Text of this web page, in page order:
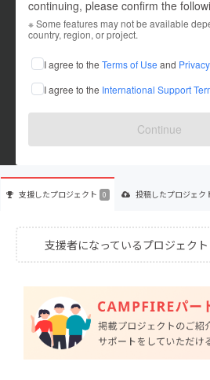
continuing, please confirm the
※ Some features may not be available
country, region, or project.
I agree to the Terms of Use and
I agree to the International Support
Continue
NPO法人 明日の神話保
これまでに1件のプロジェクトを投稿し
在住国：日本 現在地：未設定
出身国：日本 出身地：未設定
支援したプロジェクト 0 投稿したプロジェク
支援者になっているプロジェクト